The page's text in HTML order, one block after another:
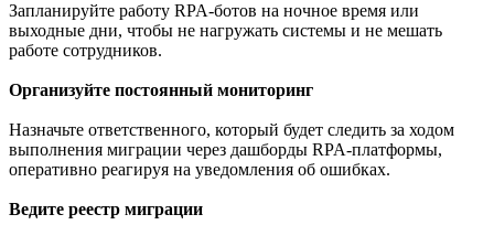
Запланируйте работу RPA-ботов на ночное время или
выходные дни, чтобы не нагружать системы и не мешать
работе сотрудников.
Организуйте постоянный мониторинг
Назначьте ответственного, который будет следить за ходом
выполнения миграции через дашборды RPA-платформы,
оперативно реагируя на уведомления об ошибках.
Ведите реестр миграции